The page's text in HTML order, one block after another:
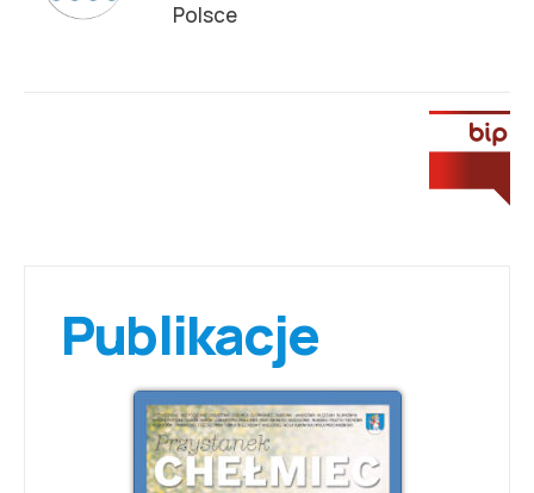
Polsce
Publikacje